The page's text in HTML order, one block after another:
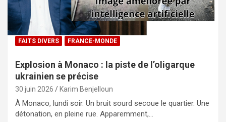
FAITS DIVERS FRANCE-MONDE
Explosion à Monaco : la piste de l’oligarque
ukrainien se précise
30 juin 2026 Karim Benjelloun
À Monaco, lundi soir. Un bruit sourd secoue le quartier. Une
détonation, en pleine rue. Apparemment,…